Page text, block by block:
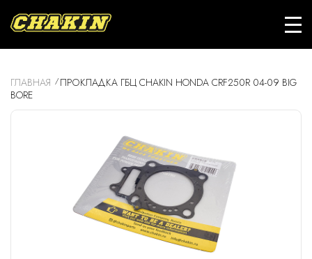
ГЛАВНАЯ
ПРОКЛАДКА ГБЦ CHAKIN HONDA CRF250R 04-09 BIG
BORE